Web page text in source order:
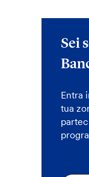
Sei
Entra
tua